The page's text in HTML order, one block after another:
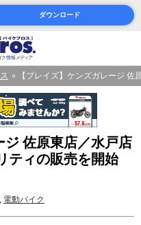
ダウンロード
【ブレイズ】ケンズガレージ
ジ 佐原東店／水戸店
ティの販売を開始
, 電動バイク